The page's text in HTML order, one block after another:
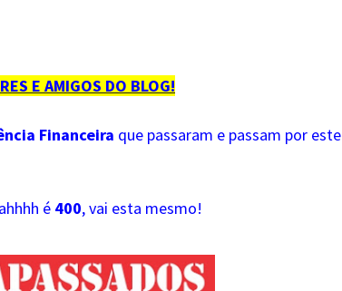
E AMIGOS DO BLOG!
Financeira que passaram e passam por este
é 400, vai esta mesmo!